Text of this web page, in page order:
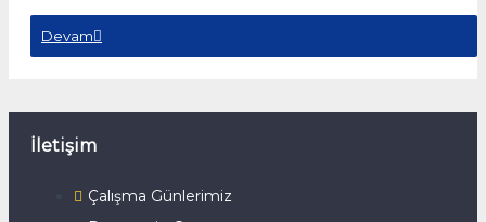
Devam
İletişim
Çalışma Günlerimiz